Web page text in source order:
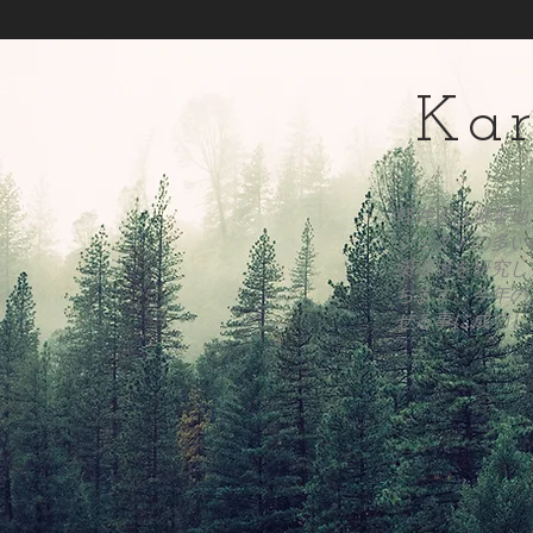
軽井沢は避暑
ジェクトの多
築環境を研究
ちます。今年
せる事に成功し